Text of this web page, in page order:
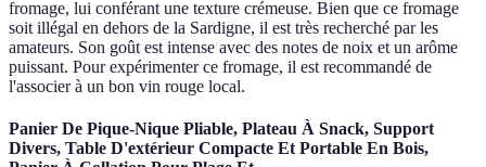
fromage, lui conférant une texture crémeuse. Bien que ce fromage
soit illégal en dehors de la Sardigne, il est très recherché par les
amateurs. Son goût est intense avec des notes de noix et un arôme
puissant. Pour expérimenter ce fromage, il est recommandé de
l'associer à un bon vin rouge local.
Panier De Pique-Nique Pliable, Plateau À Snack, Support
Divers, Table D'extérieur Compacte Et Portable En Bois,